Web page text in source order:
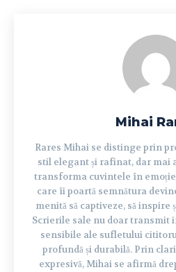
Mihai
Rares Mihai se distinge prin
stil elegant și rafinat, dar mai
transforma cuvintele în
care îi poartă semnătura
menită să captiveze, să inspire
Scrierile sale nu doar transmit
sensibile ale sufletului
profundă și durabilă. Prin
expresivă, Mihai se afirmă